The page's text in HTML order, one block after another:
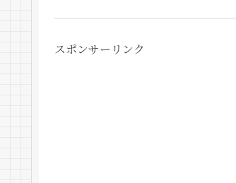
スポンサーリンク